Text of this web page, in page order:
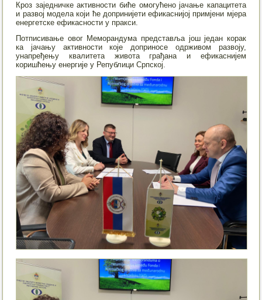
Кроз заједничке активности биће омогућено јачање капацитета
и развој модела који ће допринијети ефикаснијој примјени мјера
енергетске ефикасности у пракси.
Потписивање овог Меморандума представља још један корак
ка јачању активности које доприносе одрживом развоју,
унапређењу квалитета живота грађана и ефикаснијем
коришћењу енергије у Републици Српској.